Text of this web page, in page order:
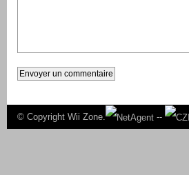
© Copyright Wii Zone. --